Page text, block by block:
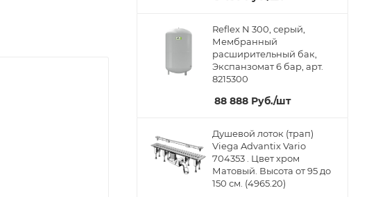
Reflex N 300, серый,
Мембранный
расширительный бак,
Экспанзомат 6 бар, арт.
8215300
88 888 Руб./шт
Душевой лоток (трап)
Viega Advantix Vario
704353 . Цвет хром
Матовый. Высота от 95 до
150 см. (4965.20)